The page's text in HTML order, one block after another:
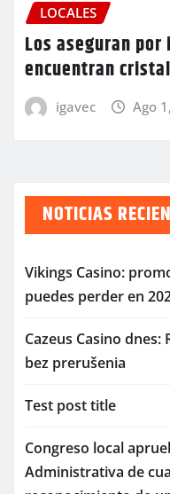
LOCALES
Los aseguran
encuentran cristal
igavec Ago
NOTICIAS
Vikings Casino:
puedes perder en
Cazeus Casino
bez prerušenia
Test post title
Congreso local
Administrativa de